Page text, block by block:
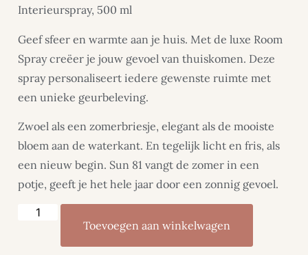
Interieurspray, 500 ml
Geef sfeer en warmte aan je huis. Met de luxe Room
Spray creëer je jouw gevoel van thuiskomen. Deze
spray personaliseert iedere gewenste ruimte met
een unieke geurbeleving.
Zwoel als een zomerbriesje, elegant als de mooiste
bloem aan de waterkant. En tegelijk licht en fris, als
een nieuw begin. Sun 81 vangt de zomer in een
potje, geeft je het hele jaar door een zonnig gevoel.
Toevoegen aan winkelwagen